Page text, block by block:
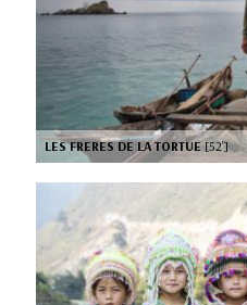
LES FRERES DE LA TORTUE[52’]